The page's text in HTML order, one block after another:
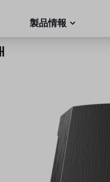
製品情報